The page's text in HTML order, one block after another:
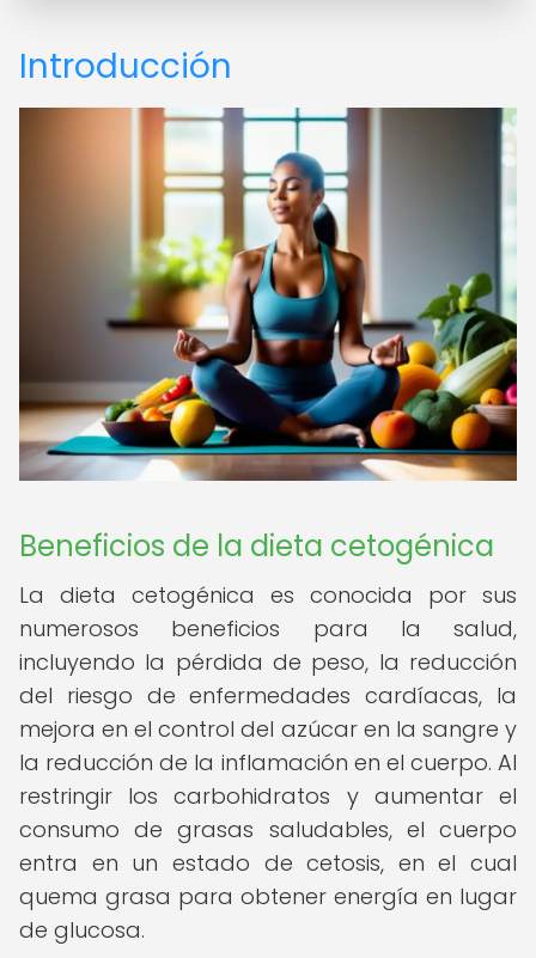
Introducción
Beneficios de la dieta cetogénica
La dieta cetogénica es conocida por sus
numerosos beneficios para la salud,
incluyendo la pérdida de peso, la reducción
del riesgo de enfermedades cardíacas, la
mejora en el control del azúcar en la sangre y
la reducción de la inflamación en el cuerpo. Al
restringir los carbohidratos y aumentar el
consumo de grasas saludables, el cuerpo
entra en un estado de cetosis, en el cual
quema grasa para obtener energía en lugar
de glucosa.